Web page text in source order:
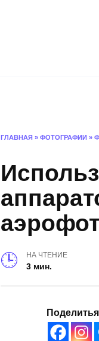
ГЛАВНАЯ » ФОТОГРАФИИ »
НА ЧТЕНИЕ
3 мин.